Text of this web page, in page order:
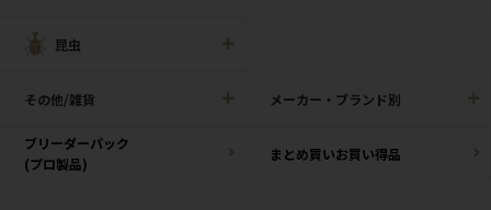
昆虫
その他/雑貨 メーカー・ブランド別
ブリーダーパック
(プロ製品)
まとめ買いお買い得品